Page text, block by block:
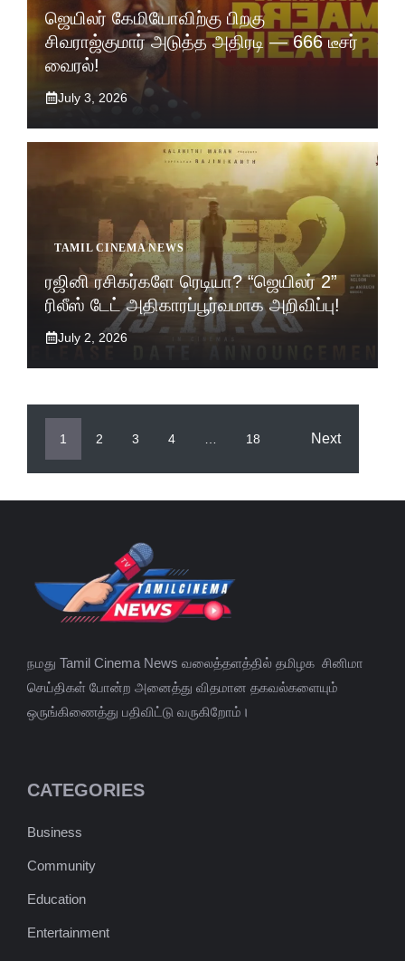
ஜெயிலர் கேமியோவிற்கு பிறகு
சிவராஜ்குமார் அடுத்த அதிரடி — 666 டீசர்
வைரல்!
July 3, 2026
TAMIL CINEMA NEWS
ரஜினி ரசிகர்களே ரெடியா? “ஜெயிலர் 2”
ரிலீஸ் டேட் அதிகாரப்பூர்வமாக அறிவிப்பு!
July 2, 2026
1 2 3 4 18 Next
நமது Tamil Cinema News வலைத்தளத்தில் தமிழக சினிமா
செய்திகள் போன்ற அனைத்து விதமான தகவல்களையும்
ஒருங்கிணைத்து பதிவிட்டு வருகிறோம்।
CATEGORIES
Business
Community
Education
Entertainment